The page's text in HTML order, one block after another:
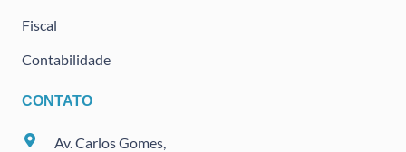
Fiscal
Contabilidade
CONTATO
Av. Carlos Gomes,